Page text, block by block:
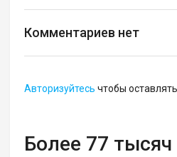
Комментариев нет
Авторизуйтесь чтобы
Более 77 тысяч